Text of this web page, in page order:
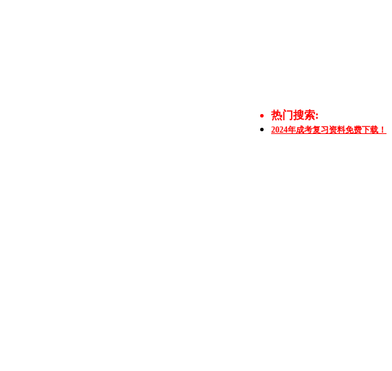
热门搜索:
2024年成考复习资料免费下载！